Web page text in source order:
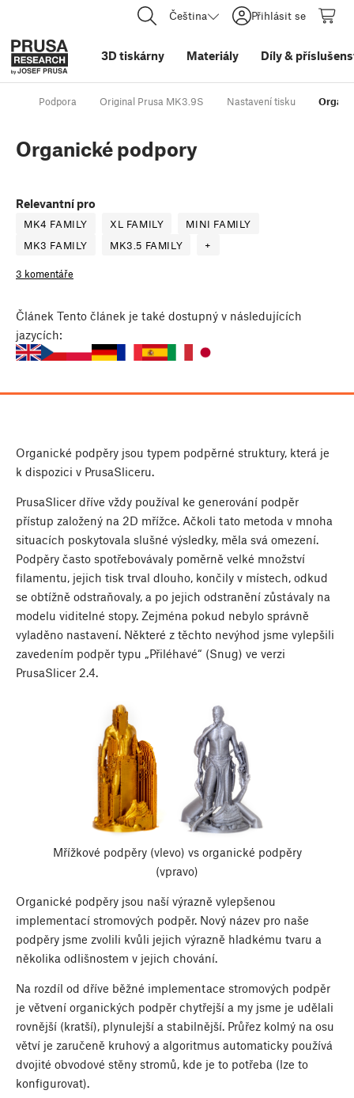
Čeština Přihlásit se
3D tiskárny Materiály Díly&
Podpora Original Prusa MK3.9S Nastavení tisku
Organické podpory
Relevantní pro
MK4 FAMILY XL FAMILY
MINI FAMILY
MK3 FAMILY
MK3.5 FAMILY +
3 komentáře
Článek Tento článek je také dostupný v následujících
jazycích:
Organické podpěry jsou typem podpěrné struktury, která je
k dispozici v PrusaSliceru.
PrusaSlicer dříve vždy používal ke generování podpěr
přístup založený na 2D mřížce. Ačkoli tato metoda v mnoha
situacích poskytovala slušné výsledky, měla svá omezení.
Podpěry často spotřebovávaly poměrně velké množství
filamentu, jejich tisk trval dlouho, končily v místech, odkud
se obtížně odstraňovaly, a po jejich odstranění zůstávaly na
modelu viditelné stopy. Zejména pokud nebylo správně
vyladěno nastavení. Některé z těchto nevýhod jsme vylepšili
zavedením podpěr typu „Přiléhavé“ (Snug) ve verzi
PrusaSlicer 2.4.
Mřížkové podpěry (vlevo) vs organické podpěry
(vpravo)
Organické podpěry jsou naší výrazně vylepšenou
implementací stromových podpěr. Nový název pro naše
podpěry jsme zvolili kvůli jejich výrazně hladkému tvaru a
několika odlišnostem v jejich chování.
Na rozdíl od dříve běžné implementace stromových podpěr
je větvení organických podpěr chytřejší a my jsme je udělali
rovnější (kratší), plynulejší a stabilnější. Průřez kolmý na osu
větví je zaručeně kruhový a algoritmus automaticky používá
dvojité obvodové stěny stromů, kde je to potřeba (lze to
konfigurovat).